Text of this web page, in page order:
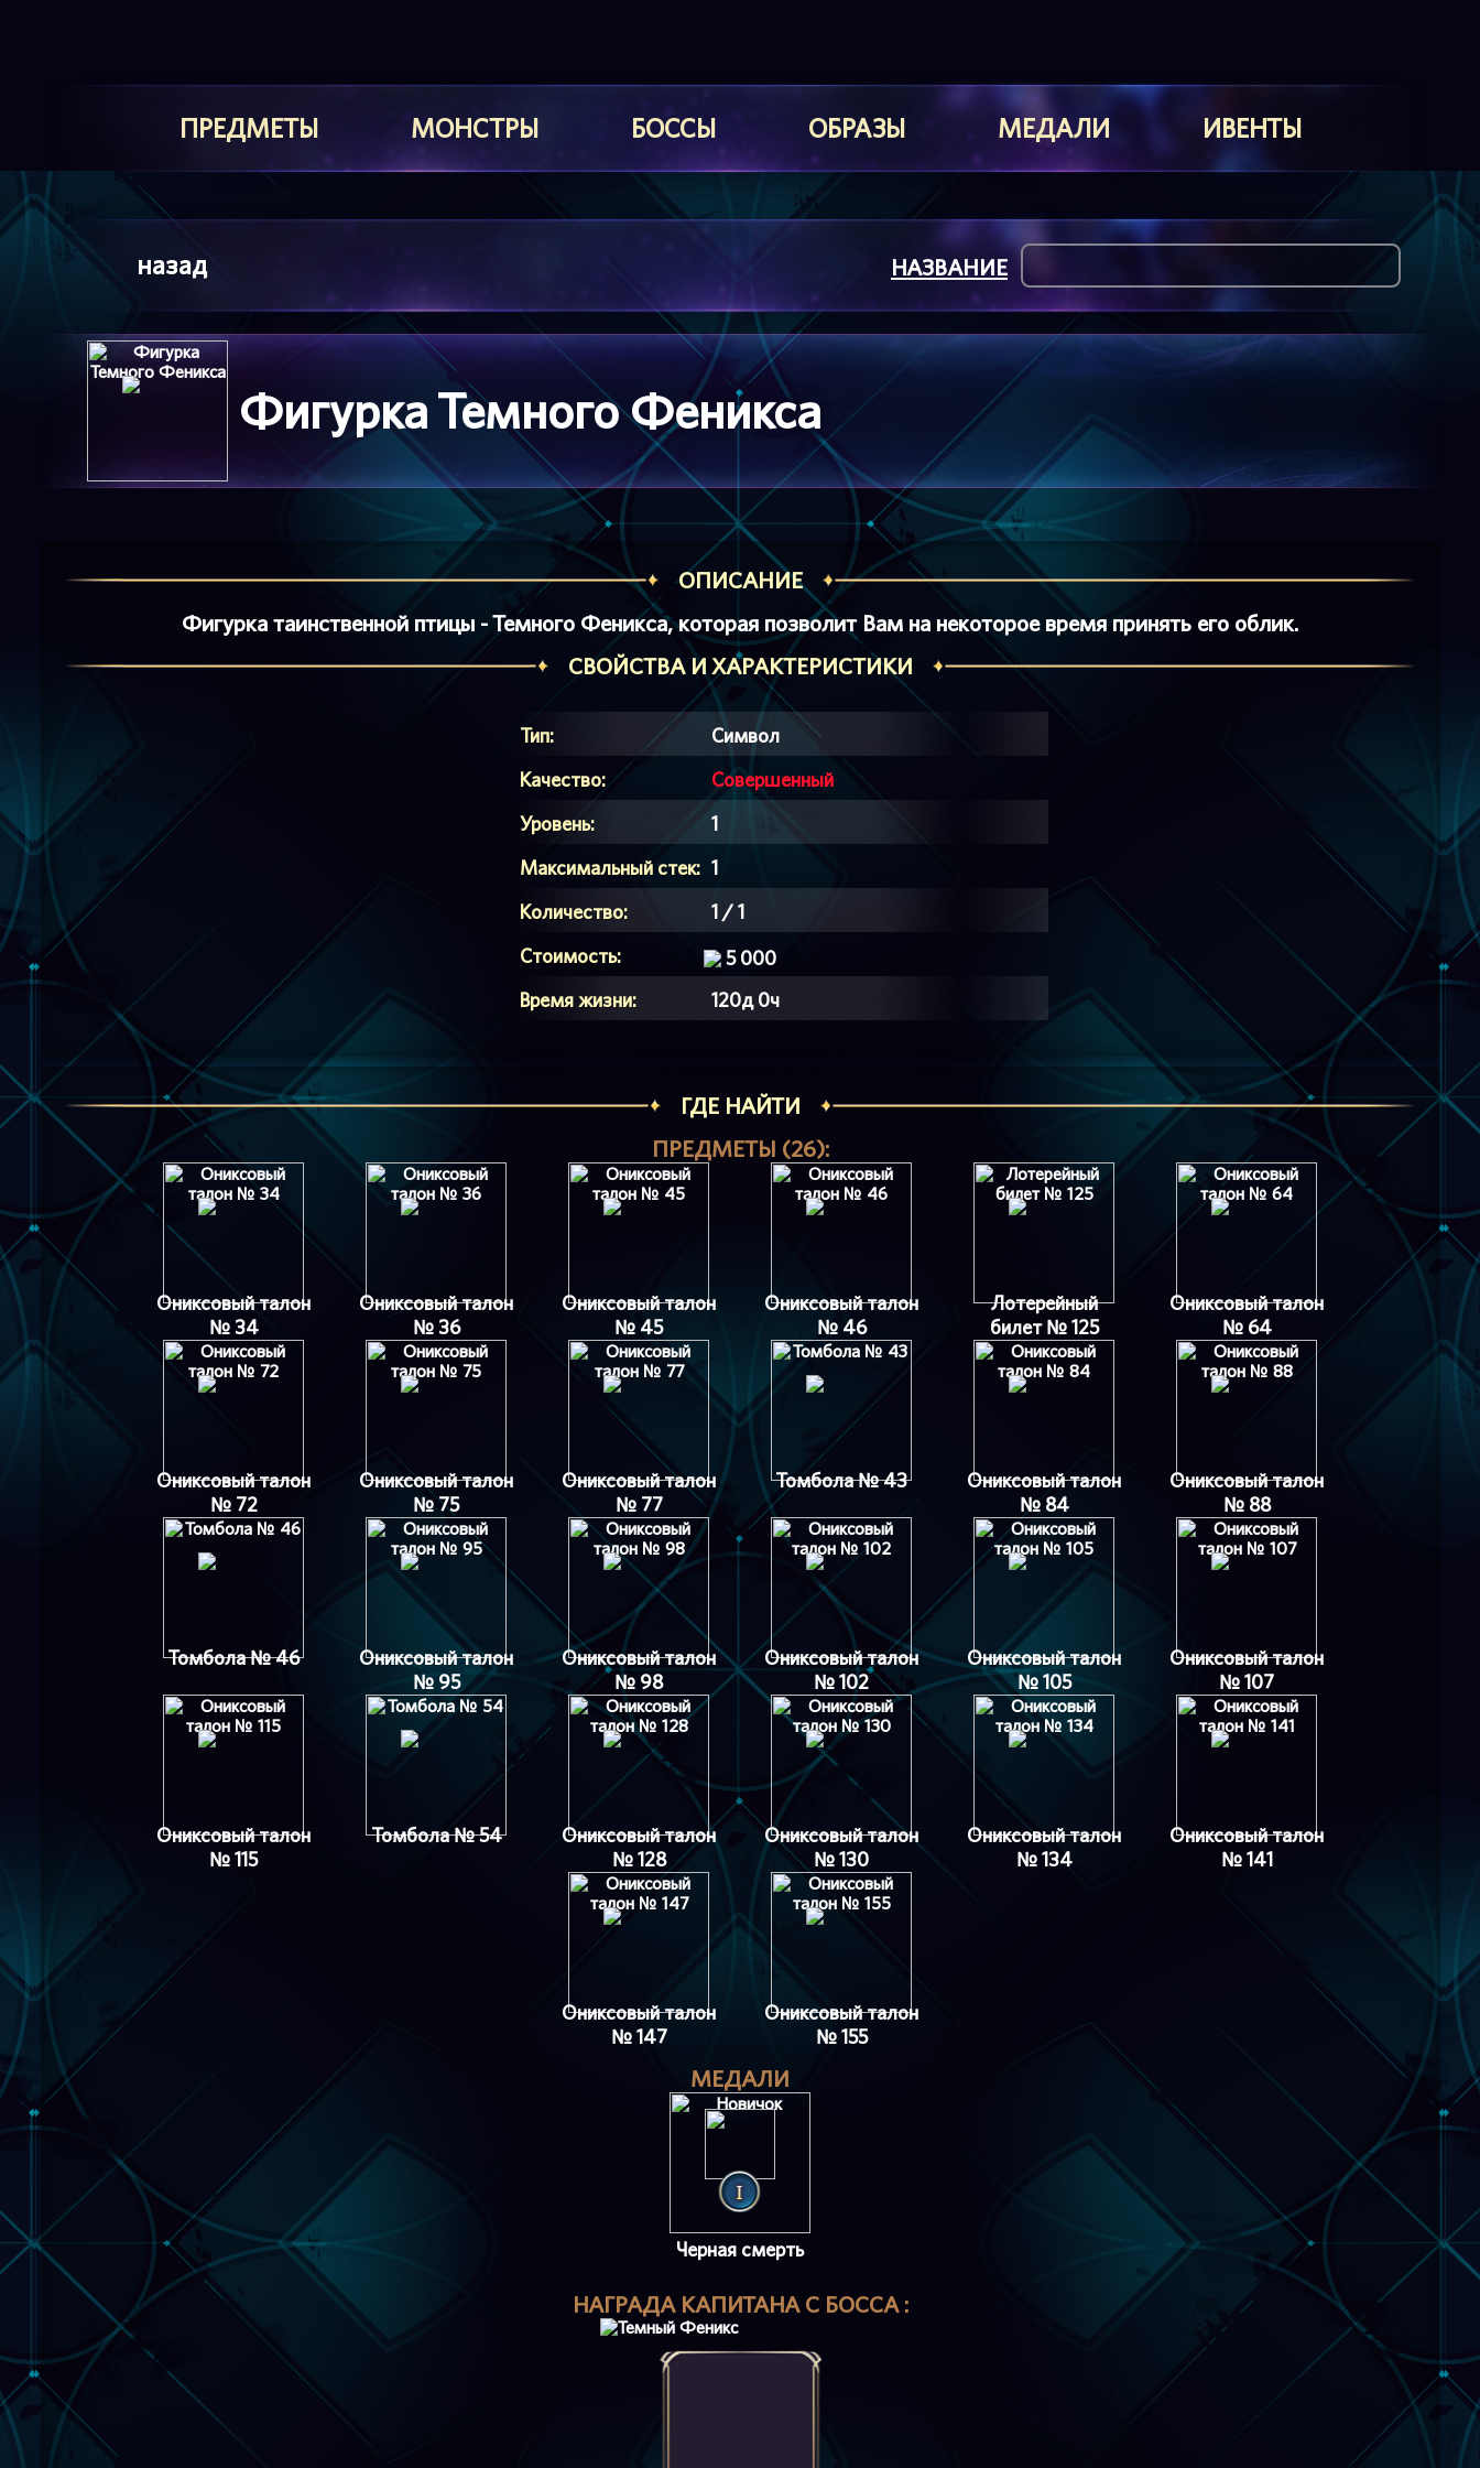
ПРЕДМЕТЫ МОНСТРЫ БОССЫ ОБРАЗЫ МЕДАЛИ ИВЕНТЫ
назад НАЗВАНИЕ
Фигурка Темного Феникса
ОПИСАНИЕ
Фигурка таинственной птицы - Темного Феникса, которая позволит Вам на некоторое время принять его облик.
СВОЙСТВА И ХАРАКТЕРИСТИКИ
Тип:
Символ
Качество:
Совершенный
Уровень:
1
Максимальный стек: 1
Количество:
1 / 1
Стоимость:
5 000
Время жизни:
120д 0ч
ГДЕ НАЙТИ
ПРЕДМЕТЫ (26):
Ониксовый талон
№ 34
Ониксовый талон
№ 36
Ониксовый талон
№ 45
Ониксовый талон
№ 46
Лотерейный
билет № 125
Ониксовый талон
№ 64
Ониксовый талон
№ 72
Ониксовый талон
№ 75
Ониксовый талон
№ 77
Томбола № 43
Ониксовый талон
№ 84
Ониксовый талон
№ 88
Томбола № 46
Ониксовый талон
№ 95
Ониксовый талон
№ 98
Ониксовый талон
№ 102
Ониксовый талон
№ 105
Ониксовый талон
№ 107
Ониксовый талон
№ 115
Томбола № 54
Ониксовый талон
№ 128
Ониксовый талон
№ 130
Ониксовый талон
№ 134
Ониксовый талон
№ 141
Ониксовый талон
№ 147
Ониксовый талон
№ 155
МЕДАЛИ
Черная смерть
НАГРАДА КАПИТАНА С БОССА :